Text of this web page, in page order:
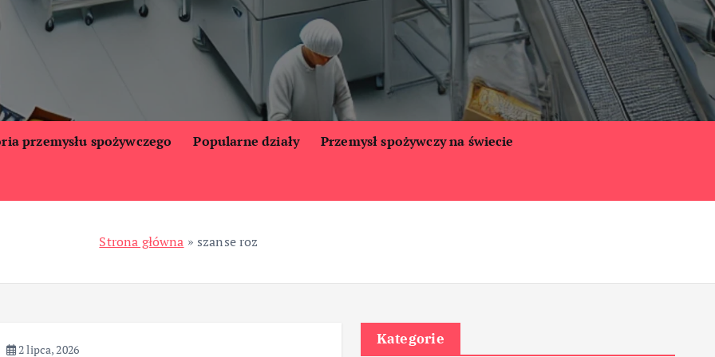
przemysłu spożywczego Popularne działy Przemysł spożywczy na świecie
Strona główna » szanse roz
2 lipca, 2026
Kategorie